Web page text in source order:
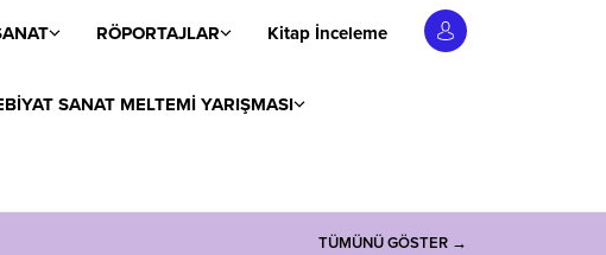
RÖPORTAJLAR Kitap İnceleme
SANAT MELTEMİ YARIŞMASI
TÜMÜNÜ GÖSTER →